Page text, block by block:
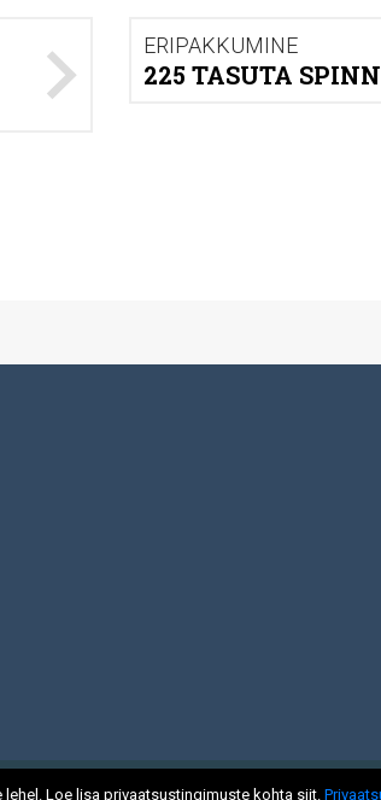
ERIPAKKUMINE
225 TASUTA
2019 Spordiguru.com
Loe lisa privaatsustingimuste kohta siit.